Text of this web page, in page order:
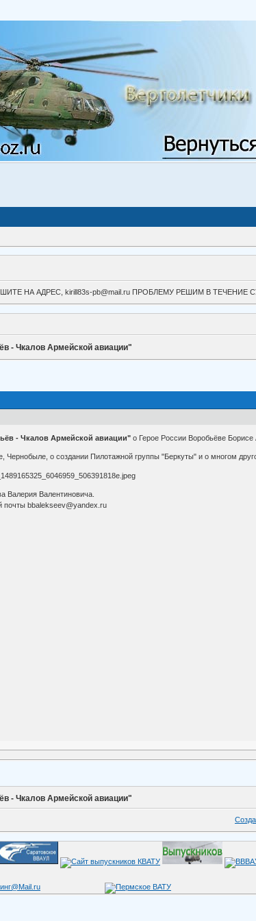
НА АДРЕС, kirill83s-pb@mail.ru ПРОБЛЕМУ РЕШИМ В
- Чкалов Армейской авиации"
- Чкалов Армейской авиации" о Герое России Воробьёве Борисе
Чернобыле, о создании Пилотажной группы "Беркуты" и о многом
Валерия Валентиновича.
почты bbalekseev@yandex.ru
- Чкалов Армейской авиации"